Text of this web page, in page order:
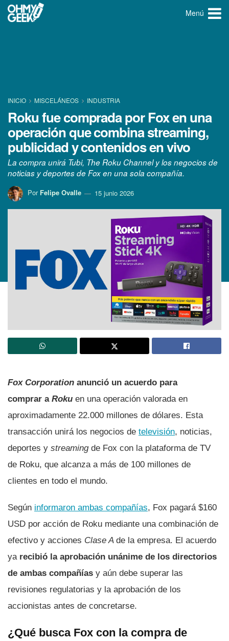
Menú
INICIO MISCELÁNEOS INDUSTRIA
Roku fue comprada por Fox en una
operación que combina streaming,
publicidad y contenidos en vivo
La compra unirá Tubi, The Roku Channel y los negocios de
noticias y deportes de Fox en una sola compañía.
Por Felipe Ovalle 15 junio 2026
Fox Corporation anunció un acuerdo para
comprar a Roku en una operación valorada en
aproximadamente 22.000 millones de dólares. Esta
transacción unirá los negocios de televisión, noticias,
deportes y streamingde Fox con la plataforma de TV
de Roku, que alcanza a más de 100 millones de
clientes en todo el mundo.
Según informaron ambas compañías, Fox pagará $160
USD por acción de Roku mediante una combinación de
efectivo y acciones Clase A de la empresa. El acuerdo
ya recibió la aprobación unánime de los directorios
de ambas compañías y aún debe superar las
revisiones regulatorias y la aprobación de los
accionistas antes de concretarse.
¿Qué busca Fox con la compra de